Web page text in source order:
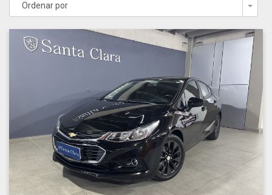
Ordenar por